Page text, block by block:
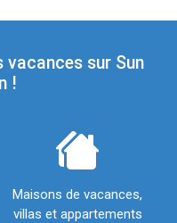
vacances sur Sun
!
Maisons de vacances,
villas et appartements